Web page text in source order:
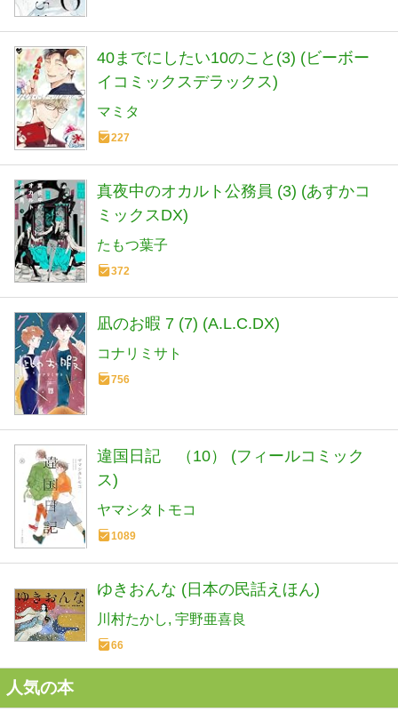
40までにしたい10のこと(3) (ビーボー
イコミックスデラックス)
マミタ
227
真夜中のオカルト公務員 (3) (あすかコ
ミックスDX)
たもつ葉子
372
凪のお暇 7 (7) (A.L.C.DX)
コナリミサト
756
違国日記 （10） (フィールコミック
ス)
ヤマシタトモコ
1089
ゆきおんな (日本の民話えほん)
川村たかし 宇野亜喜良
66
人気の本